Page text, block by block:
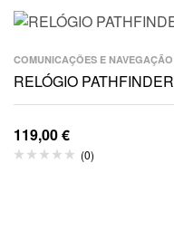
COMUNICAÇÕES E NAVEGAÇÃO
RELÓGIO PATHFINDER
119,00€
(0)